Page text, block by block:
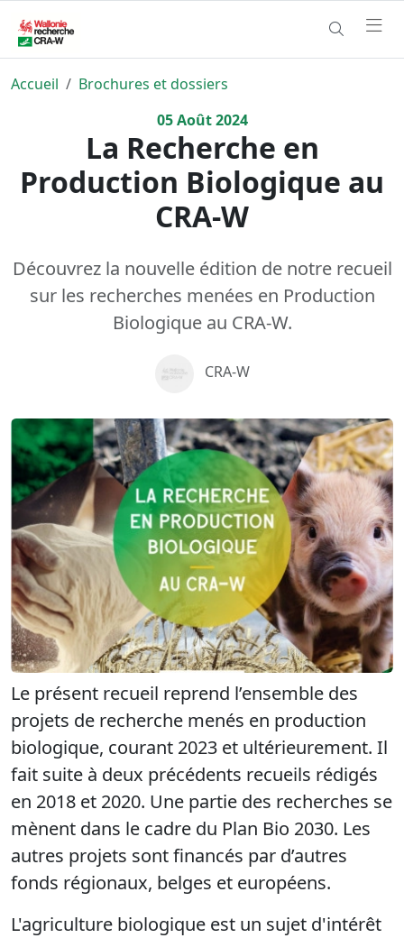
Accueil
Brochures et dossiers
05Août2024
La Recherche en
Production Biologique au
CRA-W
Découvrez la nouvelle édition de notre recueil
sur les recherches menées en Production
Biologique au CRA-W.
CRA-W
Le présent recueil reprend l’ensemble des
projets de recherche menés en production
biologique, courant 2023 et ultérieurement. Il
fait suite à deux précédents recueils rédigés
en 2018 et 2020. Une partie des recherches se
mènent dans le cadre du Plan Bio 2030. Les
autres projets sont financés par d’autres
fonds régionaux, belges et européens.
L'agriculture biologique est un sujet d'intérêt